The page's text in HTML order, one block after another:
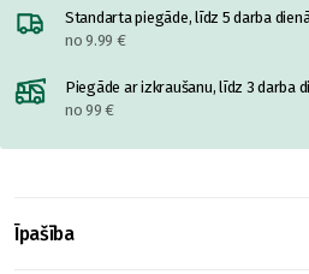
Standarta piegāde, līdz 5 darba
no 9.99 €
Piegāde ar izkraušanu, līdz 3 darba
no 99 €
Īpašība